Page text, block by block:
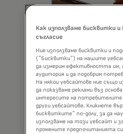
Предлагайте
и сигурни
Активирайте
безпроблемни
от всяка платформа
Как използваме бисквитки
съгласие
Ние използваме бисквитки и
("Бисквитки") на нашите
да измерим ефективността им,
аудитория и да подобрим
На някои уебсайтове ние също
да показваме реклами въз
интересите на потребителите
други уебсайтове. Кликнете
бисквитките" по-долу, за да
използваме на този уебсайт и
промените предпочитанията